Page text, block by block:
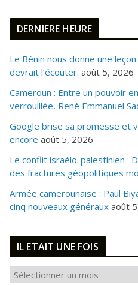
DERNIERE HEURE
Le Bénin nous donne une
devrait l’écouter. août 5, 2026
Cameroun : Entre un pouvoir
verrouillée, René Emmanuel
Google brise sa promesse et
encore août 5, 2026
Le conflit israélo-palestinien :
des fractures géopolitiques
Armée camerounaise : Paul
cinq nouveaux généraux août
IL ETAIT UNE FOIS